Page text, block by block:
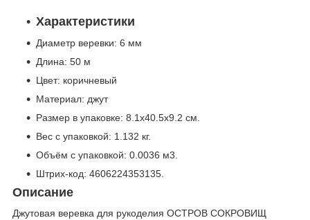
Характеристики
Диаметр веревки: 6 мм
Длина: 50 м
Цвет: коричневый
Материал: джут
Размер в упаковке: 8.1x40.5x9.2 см.
Вес с упаковкой: 1.132 кг.
Объём с упаковкой: 0.0036 м3
Штрих-код: 4606224353135.
Описание
Джутовая веревка для рукоделия ОСТРОВ СОКРОВИЩ